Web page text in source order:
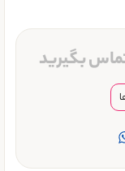
بگیرید